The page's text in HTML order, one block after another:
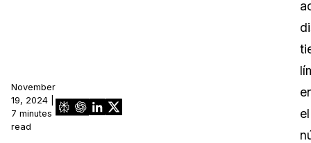
November
19, 2024 |
7 minutes
read
el